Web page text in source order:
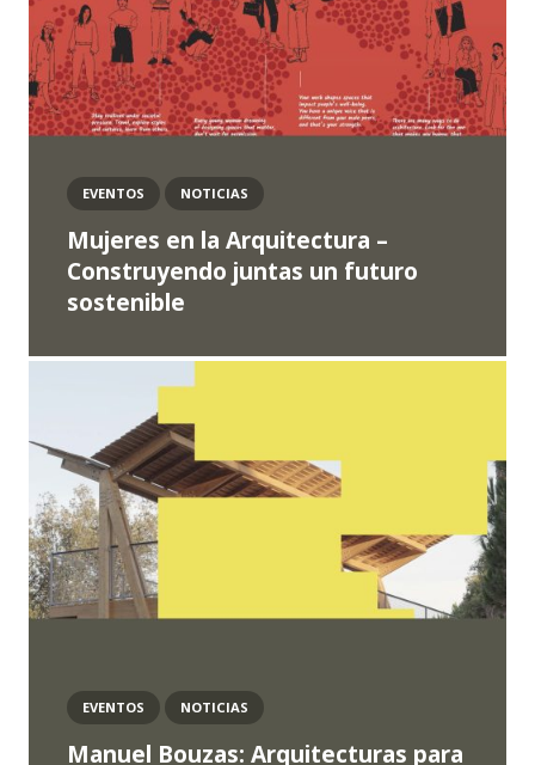
Mujeres en la Arquitectura –
Construyendo juntas un futuro
sostenible
EVENTOS NOTICIAS
Manuel Bouzas: Arquitecturas para
EVENTOS NOTICIAS